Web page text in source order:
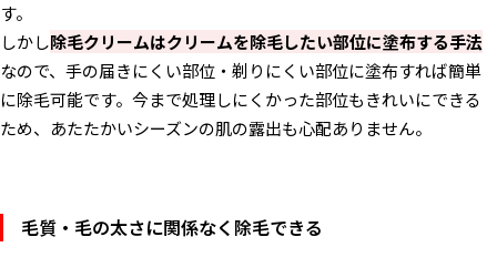
す。
しかし除毛クリームはクリームを除毛したい部位に塗布する手法
なので、手の届きにくい部位・剃りにくい部位に塗布すれば簡単
に除毛可能です。今まで処理しにくかった部位もきれいにできる
ため、あたたかいシーズンの肌の露出も心配ありません。
毛質・毛の太さに関係なく除毛できる